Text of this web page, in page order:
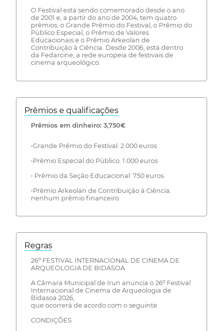
O Festival está sendo comemorado desde o ano
de 2001 e, a partir do ano de 2004, tem quatro
prêmios: o Grande Prêmio do Festival, o Prêmio do
Público Especial, o Prêmio de Valores
Educacionais e o Prêmio Arkeolan de
Contribuição à Ciência. Desde 2006, está dentro
da Fedarcine, a rede europeia de festivais de
cinema arqueológico.
Prêmios e qualificações
Prêmios em dinheiro: 3,750€
•Grande Prêmio do Festival: 2.000 euros
•Prêmio Especial do Público: 1.000 euros
• Prêmio da Seção Educacional: 750 euros.
•Prêmio Arkeolan de Contribuição à Ciência:
nenhum prêmio financeiro.
Regras
26º FESTIVAL INTERNACIONAL DE CINEMA DE
ARQUEOLOGIA DE BIDASOA
A Câmara Municipal de Irun anuncia o 26º Festival
Internacional de Cinema de Arqueologia de
Bidasoa 2026,
que ocorrerá de acordo com o seguinte
CONDIÇÕES